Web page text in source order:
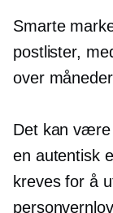
Smarte
postlister,
over
Det kan være
en autentisk
kreves for å